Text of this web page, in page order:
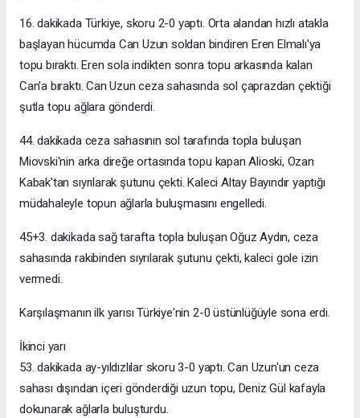
16. dakikada Türkiye, skoru 2-0 yaptı. Orta alandan hızlı atakla
başlayan hücumda Can Uzun soldan bindiren Eren Elmalı'ya
topu bıraktı. Eren sola indikten sonra topu arkasında kalan
Can'a bıraktı. Can Uzun ceza sahasında sol çaprazdan çektiği
şutla topu ağlara gönderdi.
44. dakikada ceza sahasının sol tarafında topla buluşan
Miovski'nin arka direğe ortasında topu kapan Alioski, Ozan
Kabak'tan sıyrılarak şutunu çekti. Kaleci Altay Bayındır yaptığı
müdahaleyle topun ağlarla buluşmasını engelledi.
45+3. dakikada sağ tarafta topla buluşan Oğuz Aydın, ceza
sahasında rakibinden sıyrılarak şutunu çekti, kaleci gole izin
vermedi.
Karşılaşmanın ilk yarısı Türkiye'nin 2-0 üstünlüğüyle sona erdi.
İkinci yarı
53. dakikada ay-yıldızlılar skoru 3-0 yaptı. Can Uzun'un ceza
sahası dışından içeri gönderdiği uzun topu, Deniz Gül kafayla
dokunarak ağlarla buluşturdu.